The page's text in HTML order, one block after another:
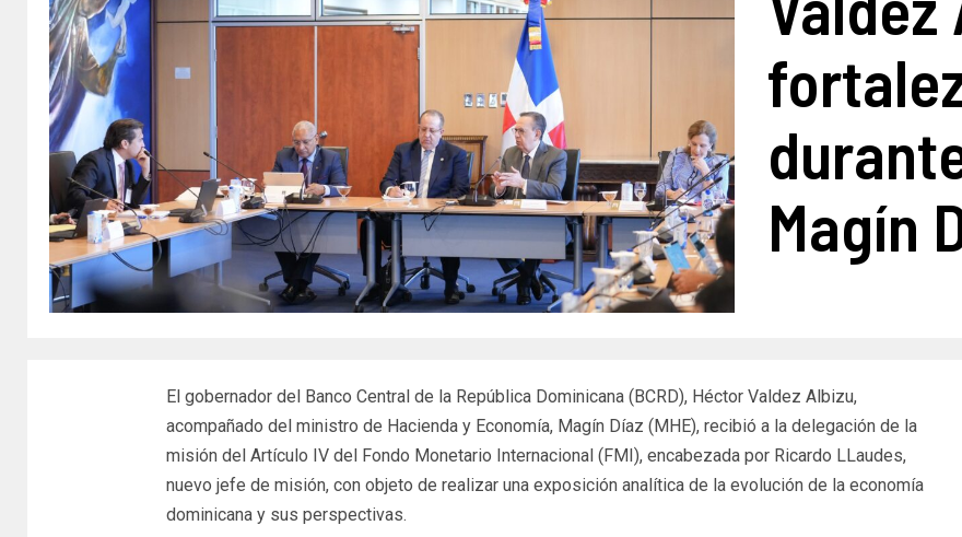
Magín
El gobernador del Banco Central de la República Dominicana (BCRD), Héctor Valdez Albizu,
acompañado del ministro de Hacienda y Economía, Magín Díaz (MHE), recibió a la delegación de la
misión del Artículo IV del Fondo Monetario Internacional (FMI), encabezada por Ricardo LLaudes,
nuevo jefe de misión, con objeto de realizar una exposición analítica de la evolución de la economía
dominicana y sus perspectivas.